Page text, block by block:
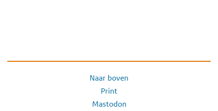
Naar boven
Print
Mastodon